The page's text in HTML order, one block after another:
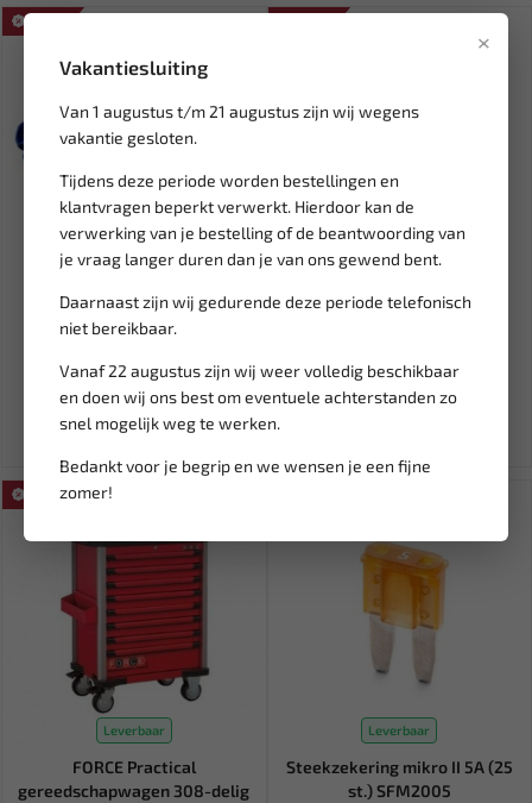
×
Vakantiesluiting
Van 1 augustus t/m 21 augustus zijn wij wegens
vakantie gesloten.
Tijdens deze periode worden bestellingen en
klantvragen beperkt verwerkt. Hierdoor kan de
verwerking van je bestelling of de beantwoording van
je vraag langer duren dan je van ons gewend bent.
Daarnaast zijn wij gedurende deze periode telefonisch
niet bereikbaar.
Vanaf 22 augustus zijn wij weer volledig beschikbaar
en doen wij ons best om eventuele achterstanden zo
snel mogelijk weg te werken.
Bedankt voor je begrip en we wensen je een fijne
zomer!
SALE!
Leverbaar
RODAC 3/8" ratelsleutel
122Nm 1014100A
120,88
229,90
Ex. btw: € 99,90
Leverbaar
WEBER TOOLS Speciale 1/2"
Krachtdop voor Aluminium...
8,13
9,56
Ex. btw: € 6,72
SALE!
Leverbaar
FORCE Practical
gereedschapwagen 308-delig
Leverbaar
Steekzekering mikro II 5A (25
st.) SFM2005